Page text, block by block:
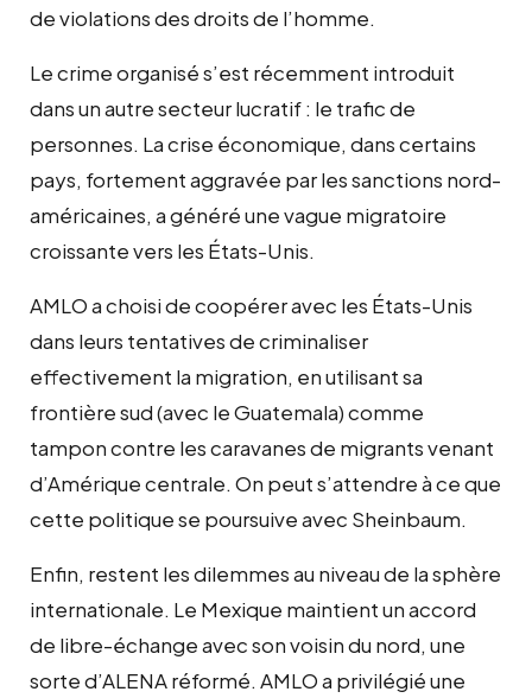
de violations des droits de l’homme.
Le crime organisé s’est récemment introduit
dans un autre secteur lucratif : le trafic de
personnes. La crise économique, dans certains
pays, fortement aggravée par les sanctions nord-
américaines, a généré une vague migratoire
croissante vers les États-Unis.
AMLO a choisi de coopérer avec les États-Unis
dans leurs tentatives de criminaliser
effectivement la migration, en utilisant sa
frontière sud (avec le Guatemala) comme
tampon contre les caravanes de migrants venant
d’Amérique centrale. On peut s’attendre à ce que
cette politique se poursuive avec Sheinbaum.
Enfin, restent les dilemmes au niveau de la sphère
internationale. Le Mexique maintient un accord
de libre-échange avec son voisin du nord, une
sorte d’ALENA réformé. AMLO a privilégié une